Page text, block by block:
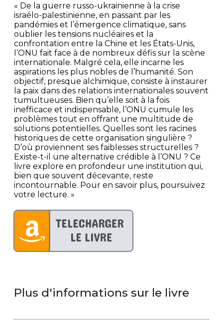
« De la guerre russo-ukrainienne à la crise
israélo-palestinienne, en passant par les
pandémies et l’émergence climatique, sans
oublier les tensions nucléaires et la
confrontation entre la Chine et les États-Unis,
l’ONU fait face à de nombreux défis sur la scène
internationale. Malgré cela, elle incarne les
aspirations les plus nobles de l’humanité. Son
objectif, presque alchimique, consiste à instaurer
la paix dans des relations internationales souvent
tumultueuses. Bien qu’elle soit à la fois
inefficace et indispensable, l’ONU cumule les
problèmes tout en offrant une multitude de
solutions potentielles. Quelles sont les racines
historiques de cette organisation singulière ?
D’où proviennent ses faiblesses structurelles ?
Existe-t-il une alternative crédible à l’ONU ? Ce
livre explore en profondeur une institution qui,
bien que souvent décevante, reste
incontournable. Pour en savoir plus, poursuivez
votre lecture. »
Plus d'informations sur le livre